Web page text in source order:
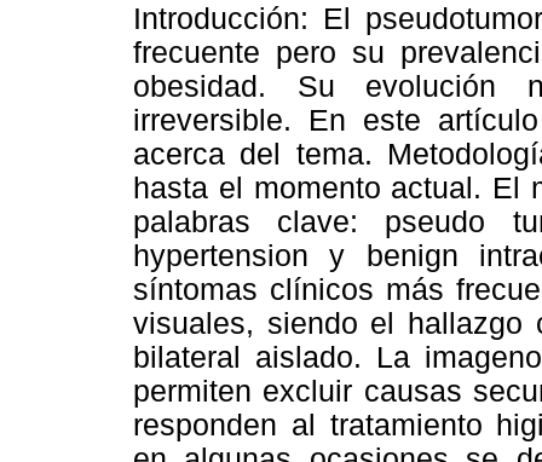
Introducción: El
frecuente pero su
obesidad. Su evolución
irreversible. En este
acerca del tema.
hasta el momento actual. El
palabras clave: pseudo
hypertension y benign
síntomas clínicos más
visuales, siendo el
bilateral aislado. La
permiten excluir causas
responden al tratamiento